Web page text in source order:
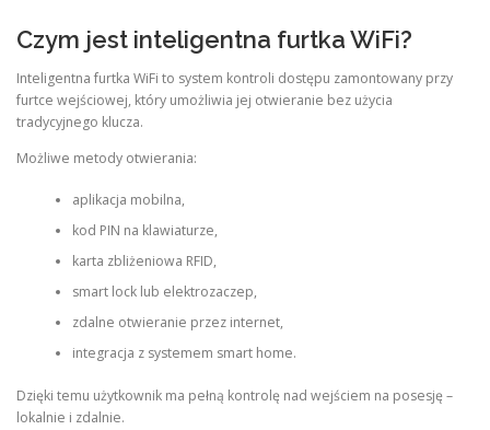
Czym jest inteligentna furtka WiFi?
Inteligentna furtka WiFi to system kontroli dostępu zamontowany przy
furtce wejściowej, który umożliwia jej otwieranie bez użycia
tradycyjnego klucza.
Możliwe metody otwierania:
aplikacja mobilna,
kod PIN na klawiaturze,
karta zbliżeniowa RFID,
smart lock lub elektrozaczep,
zdalne otwieranie przez internet,
integracja z systemem smart home.
Dzięki temu użytkownik ma pełną kontrolę nad wejściem na posesję –
lokalnie i zdalnie.